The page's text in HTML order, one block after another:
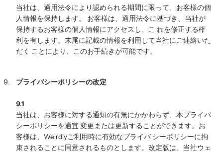
当社は、適用法令により認められる期間に限って、お客様の個
人情報を保持します。 お客様は、適用法令に基づき、当社が
保持するお客様の個人情報にアクセスし、こ れを修正する権
利を有します。末尾に記載の情報を利用して当社にご連絡いた
だく ことにより、このお手続きが可能です。
プライバシーポリシーの改定
9.1
当社は、お客様に対する通知の有無にかかわらず、本プライバ
シーポリシーを適宜 変更または更新することができます。お
客様は、Weirdlyご利用時に有効なプライバ シーポリシーに拘
束されることに同意されるものとします。改定版は、当社ウェ